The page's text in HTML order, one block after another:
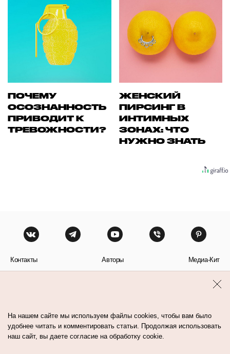
ПОЧЕМУ
ОСОЗНАННОСТЬ
ПРИВОДИТ К
ТРЕВОЖНОСТИ?
ЖЕНСКИЙ
ПИРСИНГ В
ИНТИМНЫХ
ЗОНАХ: ЧТО
НУЖНО ЗНАТЬ
Контакты Авторы Медиа-Кит
На нашем сайте мы используем файлы cookies, чтобы вам было
удобнее читать и комментировать статьи. Продолжая использовать
наш сайт, вы даете согласие на обработку cookie.